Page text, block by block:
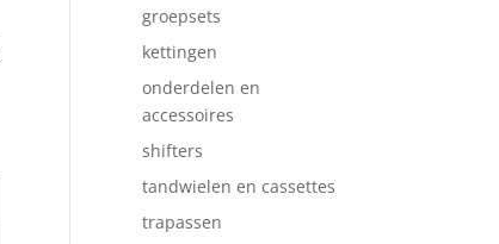
groepsets
kettingen
onderdelen en
accessoires
shifters
tandwielen en cassettes
trapassen